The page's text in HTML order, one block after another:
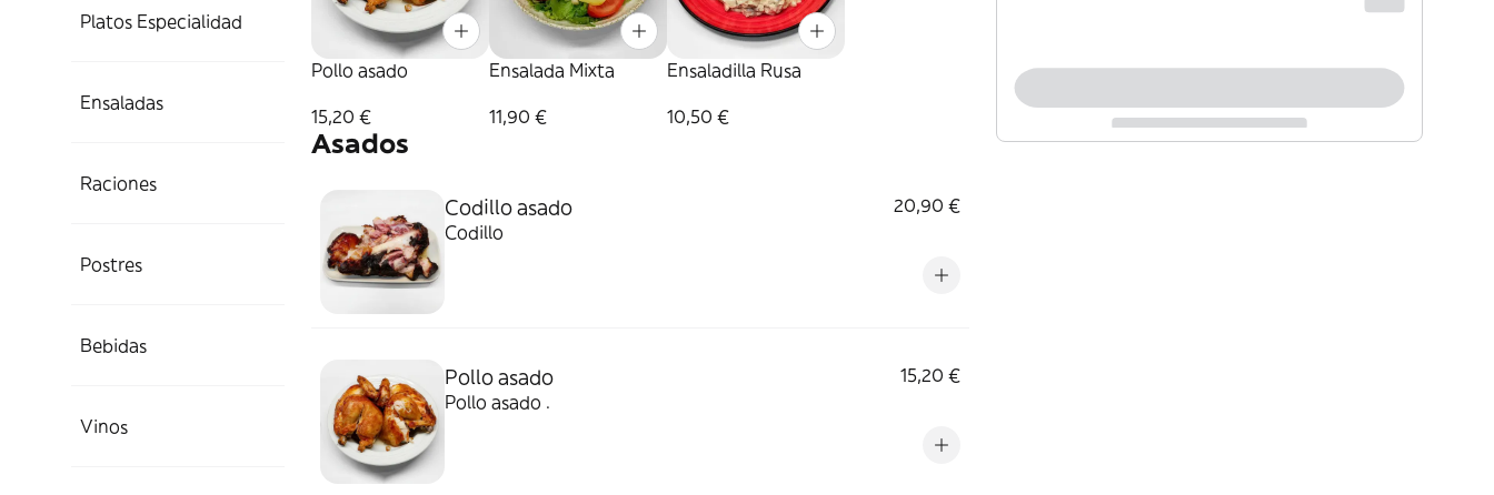
Platos Especialidad
Ensaladas
Raciones
Postres
Bebidas
Vinos
Pollo asado
15,20 €
Ensalada Mixta
11,90 €
Ensaladilla Rusa
10,50 €
Asados
Codillo asado
20,90 €
Codillo
Pollo asado
15,20 €
Pollo asado .